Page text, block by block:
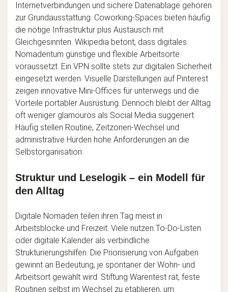
Internetverbindungen und sichere Datenablage gehören
zur Grundausstattung. Coworking-Spaces bieten häufig
die nötige Infrastruktur plus Austausch mit
Gleichgesinnten. Wikipedia betont, dass digitales
Nomadentum günstige und flexible Arbeitsorte
voraussetzt. Ein VPN sollte stets zur digitalen Sicherheit
eingesetzt werden. Visuelle Darstellungen auf Pinterest
zeigen innovative Mini-Offices für unterwegs und die
Vorteile portabler Ausrüstung. Dennoch bleibt der Alltag
oft weniger glamourös als Social Media suggeriert.
Häufig stellen Routine, Zeitzonen-Wechsel und
administrative Hürden hohe Anforderungen an die
Selbstorganisation.
Struktur und Leselogik – ein Modell für
den Alltag
Digitale Nomaden teilen ihren Tag meist in
Arbeitsblöcke und Freizeit. Viele nutzen To-Do-Listen
oder digitale Kalender als verbindliche
Strukturierungshilfen. Die Priorisierung von Aufgaben
gewinnt an Bedeutung, je spontaner der Wohn- und
Arbeitsort gewählt wird. Stiftung Warentest rät, feste
Routinen selbst im Wechsel zu etablieren, um